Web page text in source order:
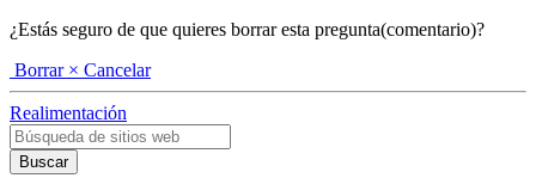
¿Estás seguro de que quieres borrar esta pregunta(comentario)?
Borrar × Cancelar
Realimentación